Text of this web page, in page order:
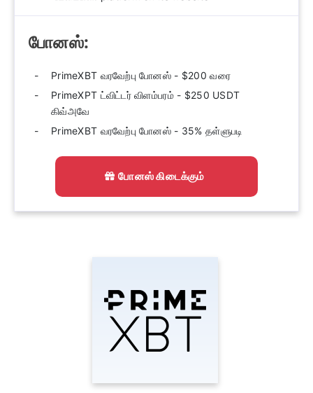
போனஸ்:
PrimeXBT வரவேற்பு போனஸ் - $200 வரை
PrimeXPT ட்விட்டர் விளம்பரம் - $250 USDT
கிவ்அவே
PrimeXBT வரவேற்பு போனஸ் - 35% தள்ளுபடி
போனஸ் கிடைக்கும்